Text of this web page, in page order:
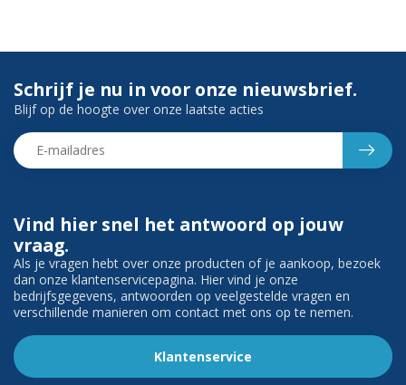
Vind hier snel het antwoord op jouw
vraag.
Als je vragen hebt over onze producten of je aankoop, bezoek
dan onze klantenservicepagina. Hier vind je onze
bedrijfsgegevens, antwoorden op veelgestelde vragen en
verschillende manieren om contact met ons op te nemen.
Klantenservice
Schrijf je nu in voor onze nieuwsbrief.
Blijf op de hoogte over onze laatste acties